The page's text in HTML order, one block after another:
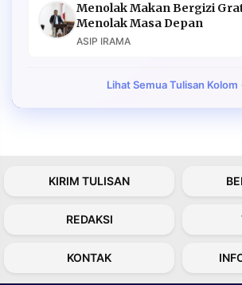
Menolak Makan Bergizi
Menolak Masa Depan
ASIP IRAMA
Lihat Semua Tulisan
KIRIM TULISAN
REDAKSI
KONTAK